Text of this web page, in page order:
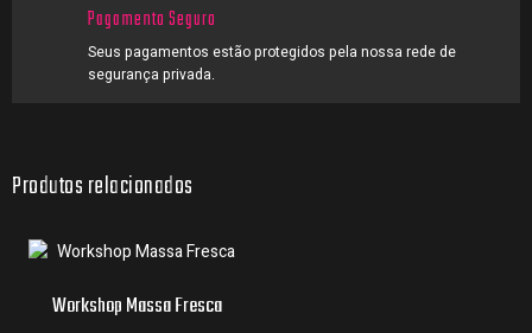
Pagamento Seguro
Seus pagamentos estão protegidos pela nossa rede de
segurança privada.
Produtos relacionados
Workshop Massa Fresca